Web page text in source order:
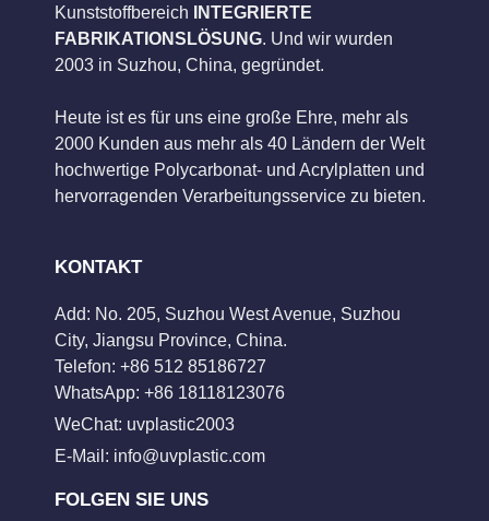
Kunststoffbereich
INTEGRIERTE
FABRIKATIONSLÖSUNG. Und wir wurden
2003 in Suzhou, China, gegründet.
Heute ist es für uns eine große Ehre, mehr als
2000 Kunden aus mehr als 40 Ländern der Welt
hochwertige Polycarbonat- und Acrylplatten und
hervorragenden Verarbeitungsservice zu bieten.
KONTAKT
Add: No. 205, Suzhou West Avenue, Suzhou
City, Jiangsu Province, China.
Telefon: +86 512 85186727
WhatsApp: +86 18118123076
WeChat: uvplastic2003
E-Mail: info@uvplastic.com
FOLGEN SIE UNS